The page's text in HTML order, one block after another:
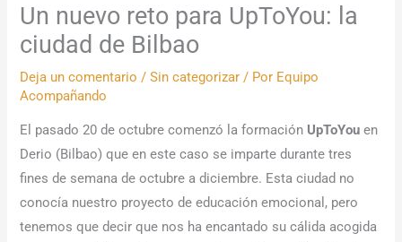
Un nuevo reto para UpToYou: la
ciudad de Bilbao
Deja un comentario /Sin categorizar / Por Equipo
Acompañando
El pasado 20 de octubre comenzó la formación UpToYou en
Derio (Bilbao) que en este caso se imparte durante tres
fines de semana de octubre a diciembre. Esta ciudad no
conocía nuestro proyecto de educación emocional, pero
tenemos que decir que nos ha encantado su cálida acogida